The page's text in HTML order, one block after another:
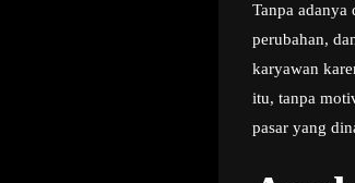
Tanpa
perubahan,
karyawan
itu, tanpa
pasar yang